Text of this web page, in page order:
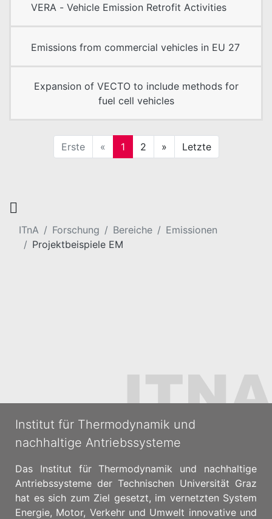
VERA - Vehicle Emission Retrofit Activities
Emissions from commercial vehicles in EU 27
Expansion of VECTO to include methods for
fuel cell vehicles
Erste « 1 2 » Letzte
ITnA Forschung Bereiche
Emissionen
Projektbeispiele EM
Institut für Thermodynamik und
nachhaltige Antriebssysteme
Das Institut für Thermodynamik und nachhaltige
Antriebssysteme der Technischen Universität Graz
hat es sich zum Ziel gesetzt, im vernetzten System
Energie, Motor, Verkehr und Umwelt innovative und